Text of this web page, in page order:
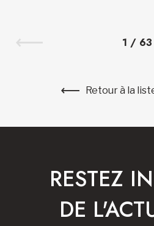
1 / 63
Retour à la
RESTEZ
DE